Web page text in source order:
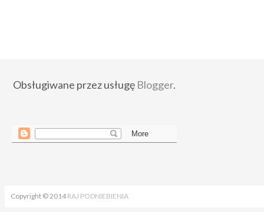
Obsługiwane przez usługę Blogger.
Copyright © 2014 RAJ PODNIEBIENIA